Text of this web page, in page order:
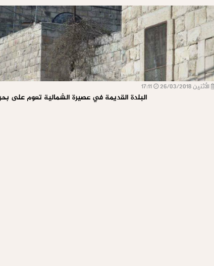
الأثنين 26/03/2018
البلدة القديمة في عصيرة الشمالية تعوم على بحر